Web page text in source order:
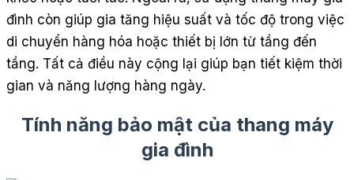
đình còn giúp gia tăng hiệu suất và tốc độ trong việc
di chuyển hàng hóa hoặc thiết bị lớn từ tầng đến
tầng. Tất cả điều này cộng lại giúp bạn tiết kiệm thời
gian và năng lượng hàng ngày.
Tính năng bảo mật của thang máy
gia đình